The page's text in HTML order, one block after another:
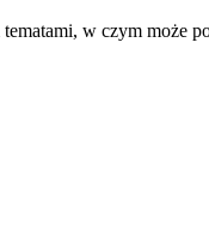
w czym może